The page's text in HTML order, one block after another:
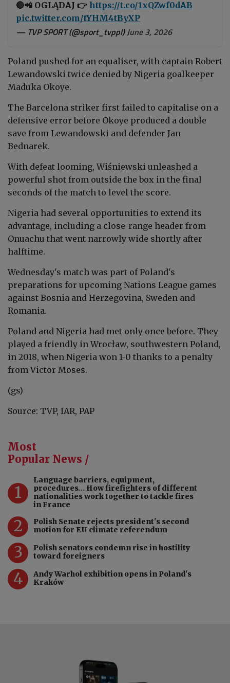
🔴📲 OGLĄDAJ 👉 https://t.co/1xQZwf0dAB
pic.twitter.com/tYHM4tByXP
— TVP SPORT (@sport_tvppl)June 3, 2026
Poland pushed for an equaliser, with captain Robert
Lewandowski twice denied by Nigeria goalkeeper
Maduka Okoye.
The Barcelona striker first failed to capitalise on a
defensive error before Okoye produced a double
save from Lewandowski and defender Jan
Bednarek.
With defeat looming, Wiśniewski unleashed a
powerful shot from outside the box in the final
seconds of the match to level the score.
Nigeria had several opportunities to extend its
advantage, including a close-range header from
Onuachu that went narrowly wide shortly after
halftime.
Wednesday's match was part of Poland's
preparations for upcoming Nations League games
against Bosnia and Herzegovina, Sweden and
Romania.
Poland and Nigeria had met only once before. They
played a friendly in Wrocław, southwestern Poland,
in 2018, when Nigeria won 1-0 thanks to a penalty
from Victor Moses.
(gs)
Source: TVP, IAR, PAP
Most
Popular News /
1
Language barriers, equipment,
procedures… How firefighters of different
nationalities work together to tackle fires
in France
2
Polish Senate rejects president's second
motion for EU climate referendum
3
Polish senators condemn rise in hostility
toward foreigners
4
Andy Warhol exhibition opens in Poland's
Kraków